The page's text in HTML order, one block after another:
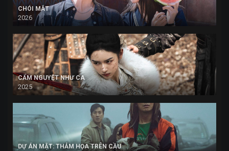
CHÓI MẮT
2026
CẨM NGUYỆT NHƯ CA
2025
DỰ ÁN MẬT: THẢM HỌA TRÊN CẦU